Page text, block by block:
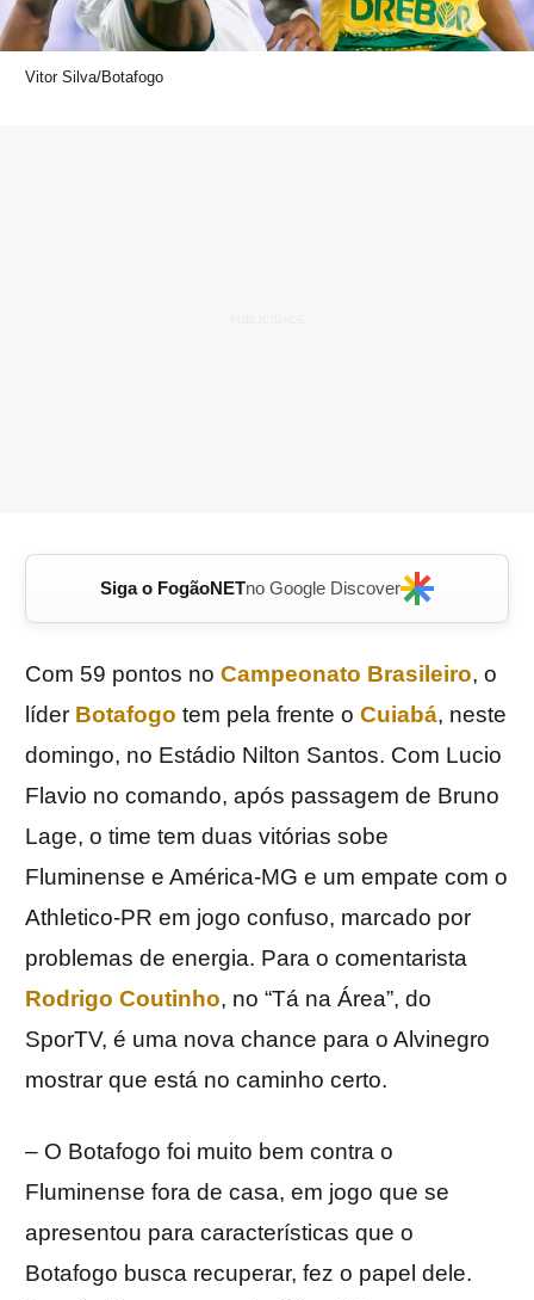
Vitor Silva/Botafogo
Siga o FogãoNETno Google Discover
Com 59 pontos no Campeonato Brasileiro, o
líder Botafogo tem pela frente o Cuiabá, neste
domingo, no Estádio Nilton Santos. Com Lucio
Flavio no comando, após passagem de Bruno
Lage, o time tem duas vitórias sobe
Fluminense e América-MG e um empate com o
Athletico-PR em jogo confuso, marcado por
problemas de energia. Para o comentarista
Rodrigo Coutinho, no “Tá na Área”, do
SporTV, é uma nova chance para o Alvinegro
mostrar que está no caminho certo.
– O Botafogo foi muito bem contra o
Fluminense fora de casa, em jogo que se
apresentou para características que o
Botafogo busca recuperar, fez o papel dele.